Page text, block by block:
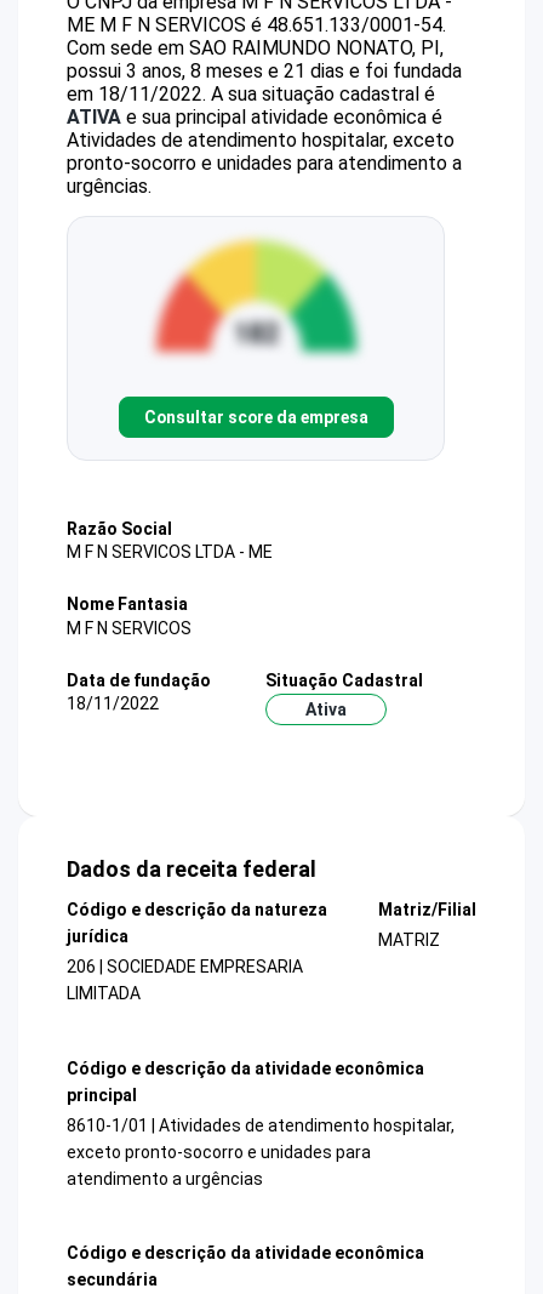
ME M F N SERVICOS é 48.651.133/0001-54.
Com sede em SAO RAIMUNDO NONATO, PI,
possui 3 anos, 8 meses e 21 dias e foi fundada
em 18/11/2022. A sua situação cadastral é
ATIVA e sua principal atividade econômica é
Atividades de atendimento hospitalar, exceto
pronto-socorro e unidades para atendimento a
urgências.
Consultar score da empresa
Razão Social
M F N SERVICOS LTDA - ME
Nome Fantasia
M F N SERVICOS
Data de fundação
18/11/2022
Situação Cadastral
Ativa
Dados da receita federal
Código e descrição da natureza
jurídica
206 | SOCIEDADE EMPRESARIA
LIMITADA
Matriz/Filial
MATRIZ
Código e descrição da atividade econômica
principal
8610-1/01 | Atividades de atendimento hospitalar,
exceto pronto-socorro e unidades para
atendimento a urgências
Código e descrição da atividade econômica
secundária